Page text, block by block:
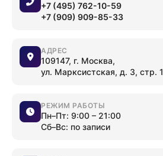
+7 (495) 762-10-59
+7 (909) 909-85-33
АДРЕС
109147, г. Москва,
ул. Марксистская, д. 3, стр. 1
РЕЖИМ РАБОТЫ
Пн–Пт: 9:00 – 21:00
Сб–Вс: по записи